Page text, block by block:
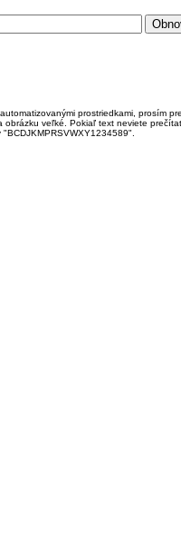
prostriedkami, prosím
veľké. Pokiaľ text neviete